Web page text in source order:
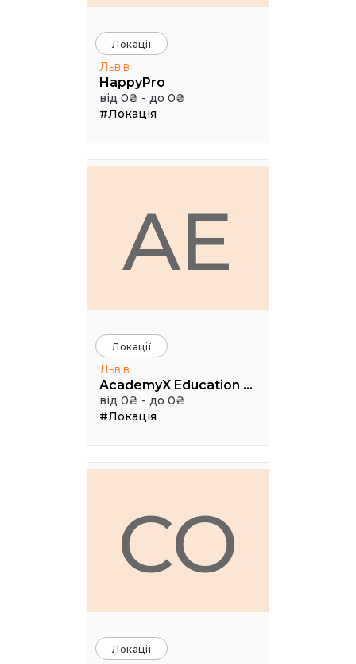
Локації
Львів
HappyPro
від 0₴ - до 0₴
#Локація
AE
Локації
Львів
AcademyX Education Hub
від 0₴ - до 0₴
#Локація
CO
Локації